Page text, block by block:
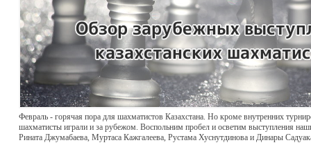
Февраль - горячая пора для шахматистов Казахстана. Но кроме внутренних
шахматисты играли и за рубежом. Воспольним пробел и осветим выступления
Рината Джумабаева, Муртаса Кажгалеева, Рустама Хуснутдинова и Динары